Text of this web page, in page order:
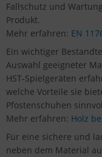
Fallschutz und
Produkt.
Mehr erfahren: EN
Ein wichtiger
Auswahl geeigneter
HST-Spielgeräten
welche Vorteile sie
Pfostenschuhen
Mehr erfahren: Holz
Für eine sichere und
neben dem Material